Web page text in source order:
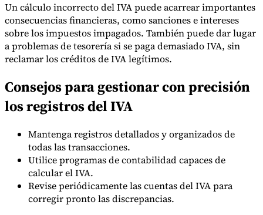
Un cálculo incorrecto del IVA puede acarrear importantes
consecuencias financieras, como sanciones e intereses
sobre los impuestos impagados. También puede dar lugar
a problemas de tesorería si se paga demasiado IVA, sin
reclamar los créditos de IVA legítimos.
Consejos para gestionar con precisión
los registros del IVA
Mantenga registros detallados y organizados de
todas las transacciones.
Utilice programas de contabilidad capaces de
calcular el IVA.
Revise periódicamente las cuentas del IVA para
corregir pronto las discrepancias.